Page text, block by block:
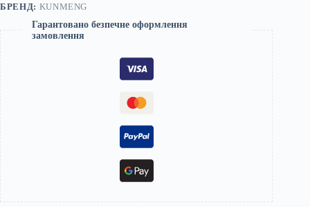
БРЕНД: KUNMENG
Гарантовано безпечне оформлення
замовлення